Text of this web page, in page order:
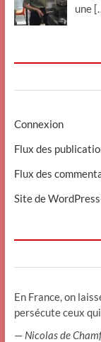
une
Connexion
Flux des
Flux des
Site de
En France, on
persécute ceux
— Nicolas de